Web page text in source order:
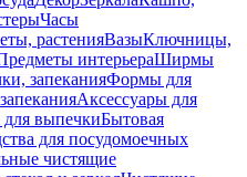
Часы
растенияВазыКлючницы,
интерьераШирмы
запеканияФормы для
Аксессуары для
для выпечкиБытовая
для посудомоечных
чистящие